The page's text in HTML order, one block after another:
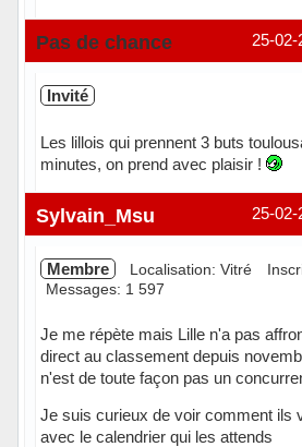
En ligne 25-02-
Pas de chance
Invité
Les lillois qui prennent 3 buts
minutes, on prend avec plaisir !
25-02-
Sylvain_Msu
Membre Localisation: Vitré
Messages: 1 597
Je me répète mais Lille n'a pas
direct au classement depuis
n'est de toute façon pas un
Je suis curieux de voir comment ils
avec le calendrier qui les attends